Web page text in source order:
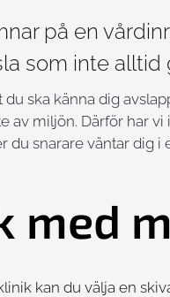
på en
som inte
ska känna dig
av miljön. Därför har
du snarare väntar dig i
med
kan du välja en